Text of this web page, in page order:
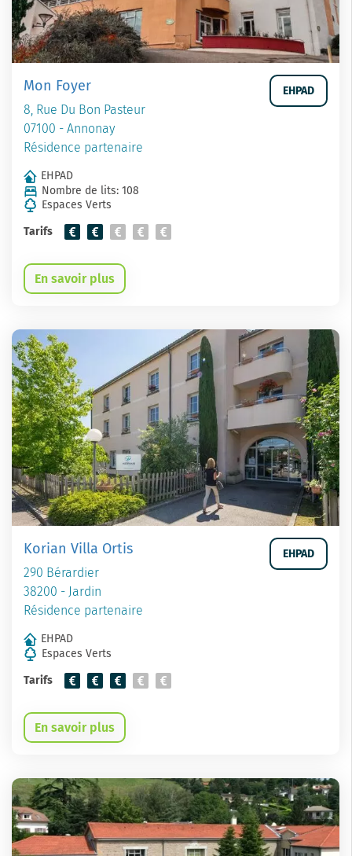
Mon Foyer
8, Rue Du Bon Pasteur
07100 - Annonay
Résidence partenaire
EHPAD
EHPAD
Nombre de lits: 108
Espaces Verts
Tarifs
En savoir plus
Korian Villa Ortis
290 Bérardier
38200 - Jardin
Résidence partenaire
EHPAD
EHPAD
Espaces Verts
Tarifs
En savoir plus